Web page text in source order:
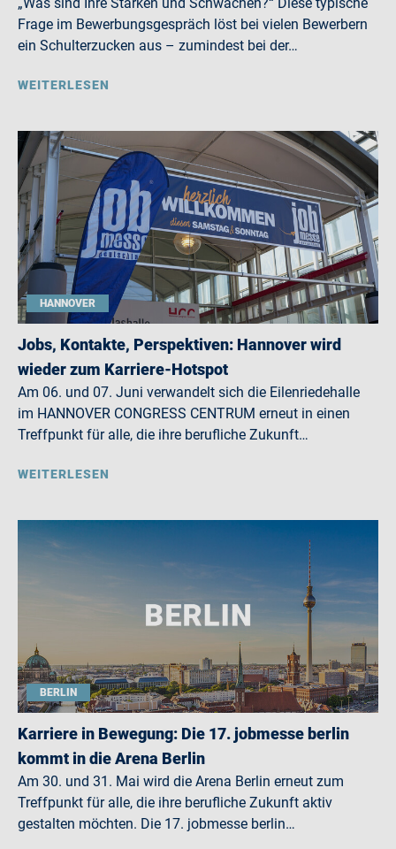
Frage im Bewerbungsgespräch löst bei vielen Bewerbern
ein Schulterzucken aus – zumindest bei der…
WEITERLESEN
HANNOVER
Jobs, Kontakte, Perspektiven: Hannover wird
wieder zum Karriere-Hotspot
Am 06. und 07. Juni verwandelt sich die Eilenriedehalle
im HANNOVER CONGRESS CENTRUM erneut in einen
Treffpunkt für alle, die ihre berufliche Zukunft…
WEITERLESEN
BERLIN
Karriere in Bewegung: Die 17. jobmesse berlin
kommt in die Arena Berlin
Am 30. und 31. Mai wird die Arena Berlin erneut zum
Treffpunkt für alle, die ihre berufliche Zukunft aktiv
gestalten möchten. Die 17. jobmesse berlin…